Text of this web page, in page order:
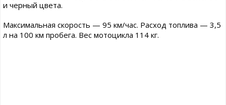
и черный цвета.
Максимальная скорость — 95 км/час. Расход топлива — 3,5
л на 100 км пробега. Вес мотоцикла 114 кг.